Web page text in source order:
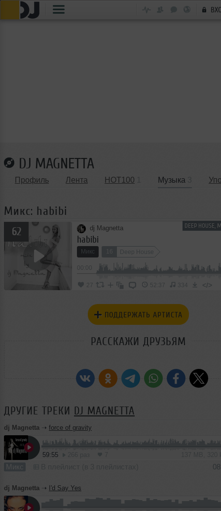
DJ MAGNETTA
Профиль Лента HOT100 Музыка
Микс: habibi
DEEP
62 dj Magnetta
habibi
Микс 16 Deep House
27 52:37 334 </>
ПОДДЕРЖАТЬ АРТИСТА
РАССКАЖИ ДРУЗЬЯМ
ДРУГИЕ ТРЕКИ DJ MAGNETTA
dj Magnetta ➝ force of gravity
59:55
Микс
dj Magnetta ➝ I'd Say Yes